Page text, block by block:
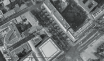
200 m